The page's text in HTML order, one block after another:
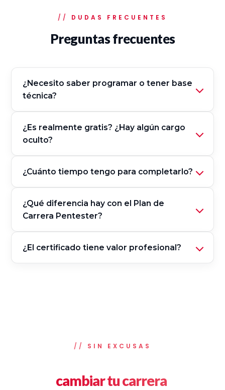
DUDAS FRECUENTES
Preguntas frecuentes
¿Necesito saber programar o tener base
técnica?
¿Es realmente gratis? ¿Hay algún cargo
oculto?
¿Cuánto tiempo tengo para completarlo?
¿Qué diferencia hay con el Plan de
Carrera Pentester?
¿El certificado tiene valor profesional?
SIN EXCUSAS
cambiar tu carrera